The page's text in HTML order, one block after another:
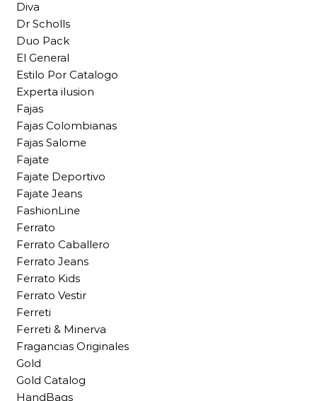
Diva
Dr Scholls
Duo Pack
El General
Estilo Por Catalogo
Experta ilusion
Fajas
Fajas Colombianas
Fajas Salome
Fajate
Fajate Deportivo
Fajate Jeans
FashionLine
Ferrato
Ferrato Caballero
Ferrato Jeans
Ferrato Kids
Ferrato Vestir
Ferreti
Ferreti & Minerva
Fragancias Originales
Gold
Gold Catalog
HandBags